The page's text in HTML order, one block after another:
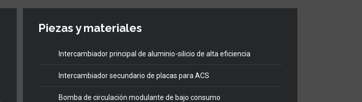
Piezas y materiales
Intercambiador principal de aluminio-silicio de alta eficiencia
Intercambiador secundario de placas para ACS
Bomba de circulación modulante de bajo consumo